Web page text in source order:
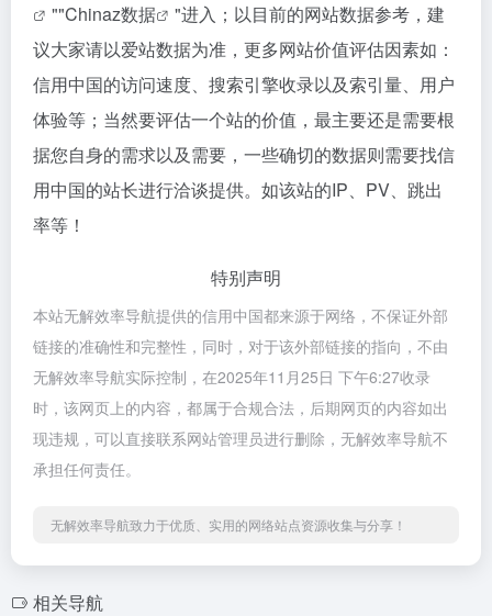
""Chinaz数据
"进入；以目前的网站数据参考，建
议大家请以爱站数据为准，更多网站价值评估因素如：
信用中国的访问速度、搜索引擎收录以及索引量、用户
体验等；当然要评估一个站的价值，最主要还是需要根
据您自身的需求以及需要，一些确切的数据则需要找信
用中国的站长进行洽谈提供。如该站的IP、PV、跳出
率等！
特别声明
本站无解效率导航提供的信用中国都来源于网络，不保证外部
链接的准确性和完整性，同时，对于该外部链接的指向，不由
无解效率导航实际控制，在2025年11月25日 下午6:27收录
时，该网页上的内容，都属于合规合法，后期网页的内容如出
现违规，可以直接联系网站管理员进行删除，无解效率导航不
承担任何责任。
无解效率导航致力于优质、实用的网络站点资源收集与分享！
相关导航